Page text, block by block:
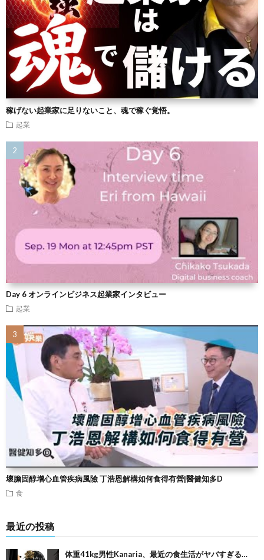
稼げない起業家に足りないこと、魂で稼ぐ覚悟。
起業
Day 6 オンラインビジネス起業家インタビュー
起業
壞膽固醇增心血管疾病風險 丁浩恩解構如何食得有營|醫健知多D
食
最近の投稿
体重41kg男性Kanaria、最近の食生活がヤバすぎる…